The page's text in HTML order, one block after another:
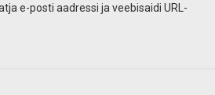
e-posti aadressi ja veebisaidi URL-